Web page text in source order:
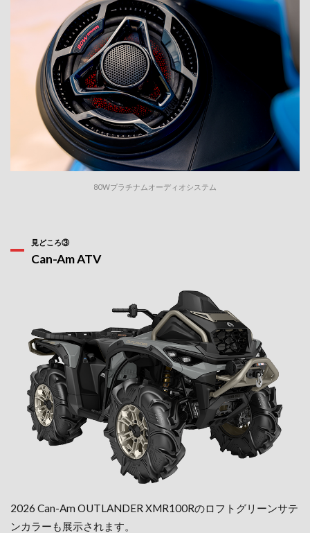
80Wプラチナムオーディオシステム
見どころ③
Can-Am ATV
2026 Can-Am OUTLANDER XMR100Rのロフトグリーンサテ
ンカラーも展示されます。